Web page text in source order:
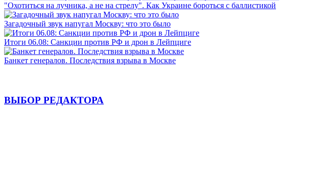
"Охотиться на лучника, а не на стрелу". Как Украине бороться с баллистикой
Загадочный звук напугал Москву: что это было
Итоги 06.08: Санкции против РФ и дрон в Лейпциге
Банкет генералов. Последствия взрыва в Москве
ВЫБОР РЕДАКТОРА